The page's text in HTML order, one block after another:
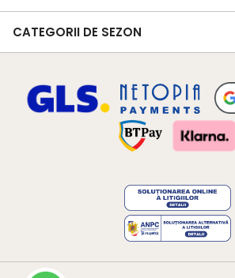
CATEGORII DE SEZON